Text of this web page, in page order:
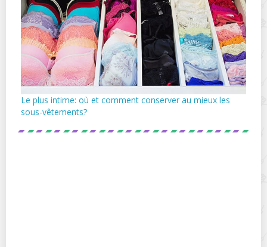
Le plus intime: où et comment conserver au mieux les
sous-vêtements?